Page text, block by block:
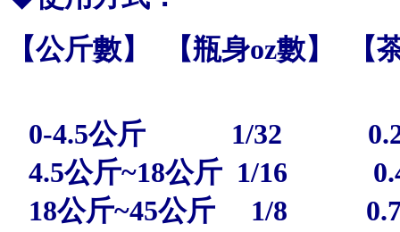
【公斤數】 【瓶身oz數】
0-4.5公斤 1/32
4.5公斤~18公斤 1/
18公斤~45公斤 1/8